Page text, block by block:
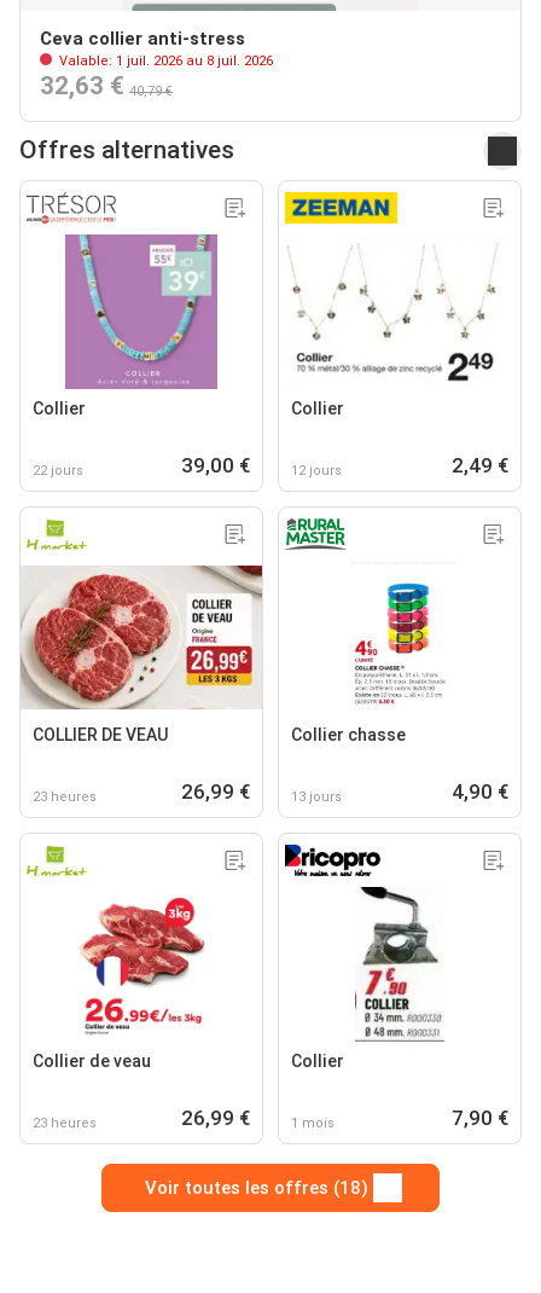
Ceva collier anti-stress
Valable: 1 juil. 2026 au 8 juil. 2026
32,63 € 40,79 €
Offres alternatives
Collier
22 jours 39,00 €
Collier
12 jours 2,49 €
COLLIER DE VEAU
23 heures 26,99 €
Collier chasse
13 jours 4,90 €
Collier de veau
23 heures 26,99 €
Collier
1 mois 7,90 €
Voir toutes les offres (18)